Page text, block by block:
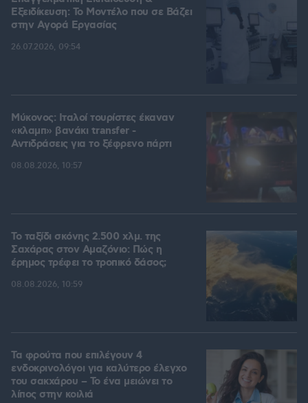
Εξειδίκευση: Το Mοντέλο που σε Bάζει
στην Aγορά Eργασίας
26.07.2026, 09:54
Μύκονος: Ιταλοί τουρίστες έκαναν
«κλαμπ» βανάκι transfer -
Αντιδράσεις για το ξέφρενο πάρτι
08.08.2026, 10:57
Το ταξίδι σκόνης 2.500 χλμ. της
Σαχάρας στον Αμαζόνιο: Πώς η
έρημος τρέφει το τροπικό δάσος;
08.08.2026, 10:59
Τα φρούτα που επιλέγουν 4
ενδοκρινολόγοι για καλύτερο έλεγχο
του σακχάρου – Το ένα μειώνει το
λίπος στην κοιλιά